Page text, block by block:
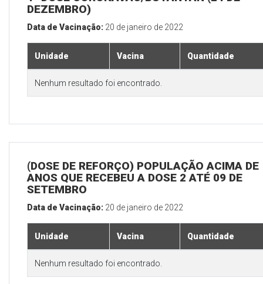
DEZEMBRO)
Data de Vacinação: 20 de janeiro de 2022
Unidade Vacina Quantidade
Nenhum resultado foi encontrado.
(DOSE DE REFORÇO) POPULAÇÃO ACIMA DE
ANOS QUE RECEBEU A DOSE 2 ATÉ 09 DE
SETEMBRO
Data de Vacinação: 20 de janeiro de 2022
Unidade Vacina Quantidade
Nenhum resultado foi encontrado.